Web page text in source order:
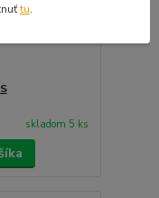
skladom 5 ks
tu.